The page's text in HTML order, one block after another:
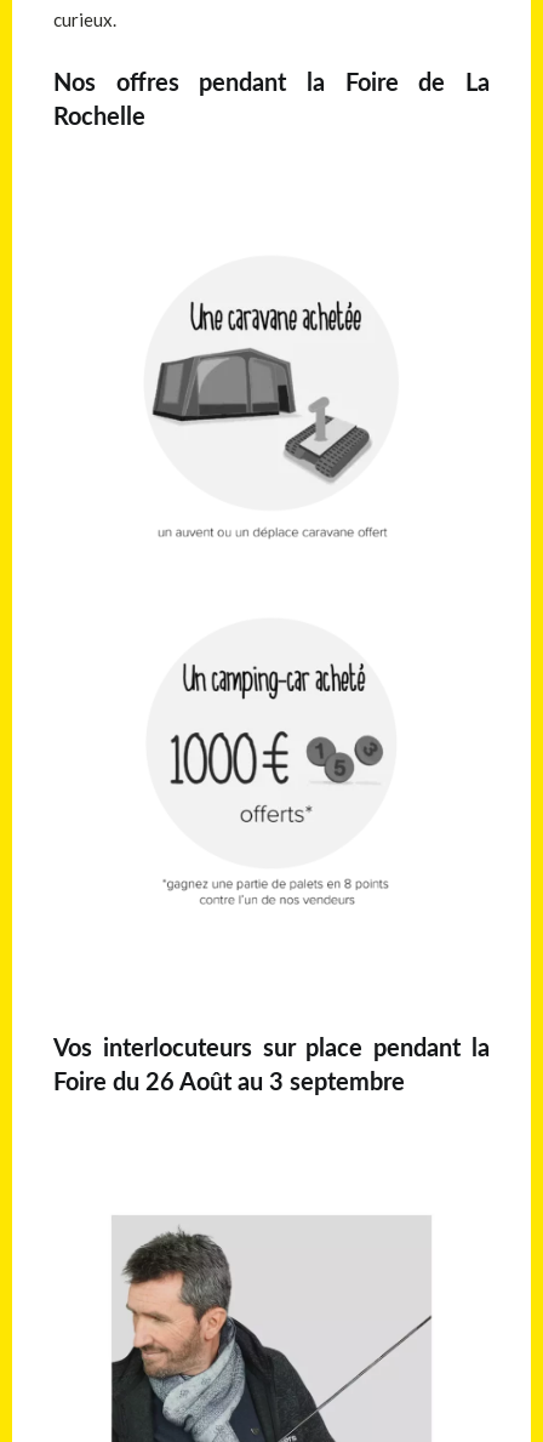
curieux.
Nos offres pendant la Foire de La
Rochelle
Vos interlocuteurs sur place pendant la
Foire du 26 Août au 3 septembre